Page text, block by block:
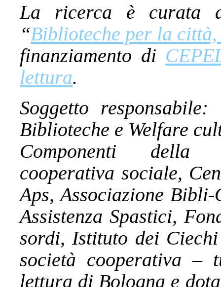
La ricerca è curata
“Biblioteche per la
finanziamento di
lettura.
Soggetto
Biblioteche e Welfare
Componenti della
cooperativa sociale,
Aps, Associazione Bibli-
Assistenza Spastici,
sordi, Istituto dei
società cooperativa
lettura di Bologna e